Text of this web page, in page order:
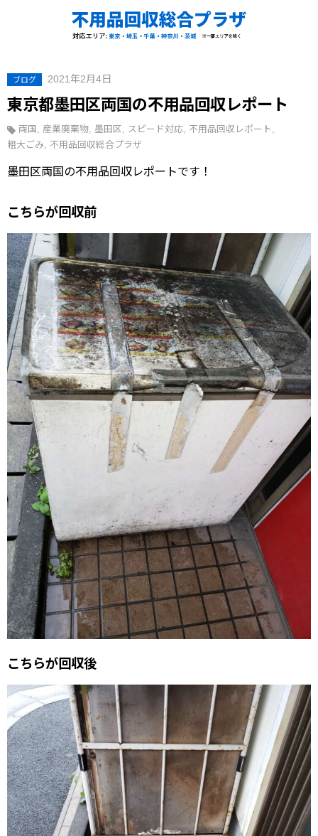
ブログ 2021年2月4日
東京都墨田区両国の不用品回収レポート
両国 産業廃棄物 墨田区 スピード対応 不用品回収レポート
粗大ごみ
不用品回収総合プラザ
墨田区両国の不用品回収レポートです！
こちらが回収前
こちらが回収後